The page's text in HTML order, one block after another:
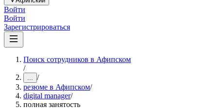
Войти
Войти
Зарегистрироваться
Поиск сотрудников в Афипском
/
... /
резюме в Афипском/
digital manager/
полная занятость